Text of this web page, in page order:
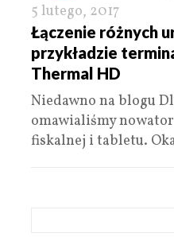
5 lutego, 2017
Łączenie różnych
przykładzie
Thermal HD
Niedawno na blogu
omawialiśmy
fiskalnej i tabletu.